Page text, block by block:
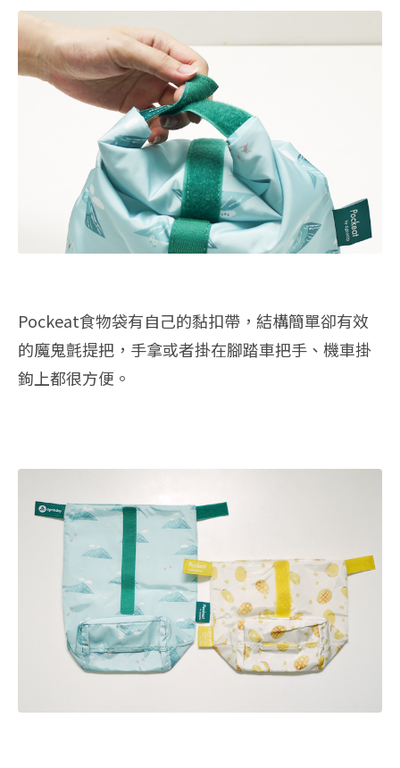
Pockeat食物袋有自己的黏扣帶，結構簡單卻有效
的魔鬼氈提把，手拿或者掛在腳踏車把手、機車掛
鉤上都很方便。